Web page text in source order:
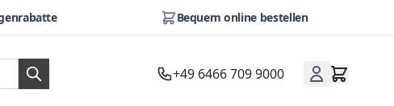
Bequem online bestellen
+49 6466 709 9000